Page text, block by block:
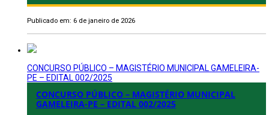
Publicado em: 6 de janeiro de 2026
CONCURSO PÚBLICO – MAGISTÉRIO MUNICIPAL GAMELEIRA-
PE – EDITAL 002/2025
CONCURSO PÚBLICO – MAGISTÉRIO MUNICIPAL
GAMELEIRA-PE – EDITAL 002/2025